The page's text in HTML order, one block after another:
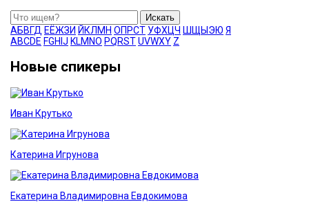
Искать
АБВГД ЕЁЖЗИ Й КЛ М Н ОП РСТ УФХЦЧ Ш ЩЫ ЭЮ Я
ABCDE FGH J KLM NO PQRSTUVWXY Z
Новые спикеры
Иван Крутько
Катерина Игрунова
Екатерина Владимировна Евдокимова